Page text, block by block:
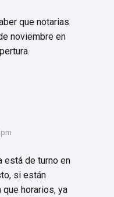
que notarias
noviembre en
está de turno en
si están
horarios, ya